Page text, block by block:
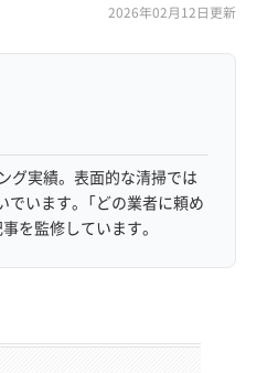
2026年02月12日更新
グ実績。表面的な清掃では
います。「どの業者に頼め
を監修しています。